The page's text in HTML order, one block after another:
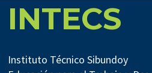
INTECS
Instituto Técnico Sibundoy